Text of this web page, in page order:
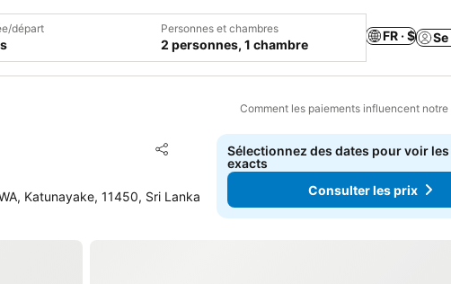
départ Personnes et chambres
2 personnes, 1 chambre
FR · $
Comment les paiements influencent
Partager
Ajouter à mes favoris
Katunayake, 11450, Sri Lanka
Sélectionnez des dates pour voir
exacts
Consulter les prix